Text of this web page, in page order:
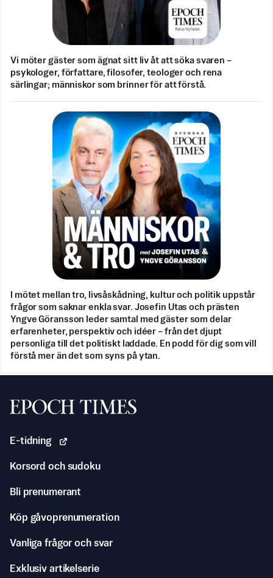
Vi möter gäster som ägnat sitt liv åt att söka svaren –
psykologer, författare, filosofer, teologer och rena
särlingar; människor som brinner för att förstå.
I mötet mellan tro, livsåskådning, kultur och politik uppstår
frågor som saknar enkla svar. Josefin Utas och prästen
Yngve Göransson leder samtal med gäster som delar
erfarenheter, perspektiv och idéer – från det djupt
personliga till det politiskt laddade. En podd för dig som vill
förstå mer än det som syns på ytan.
Svenska Epoch Times
E-tidning
Korsord och sudoku
Bli prenumerant
Köp gåvoprenumeration
Vanliga frågor och svar
Exklusiv artikelserie